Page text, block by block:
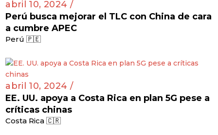
abril 10, 2024 /
Perú busca mejorar el TLC con China de cara
a cumbre APEC
Perú 🇵🇪
abril 10, 2024 /
EE. UU. apoya a Costa Rica en plan 5G pese a
críticas chinas
Costa Rica 🇨🇷